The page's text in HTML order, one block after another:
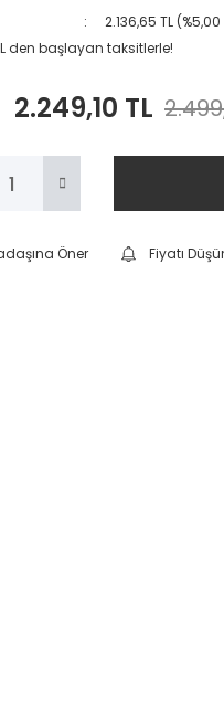
2.136,65 TL
den başlayan taksitlerle!
2.249,10 TL
Öner Fiyatı